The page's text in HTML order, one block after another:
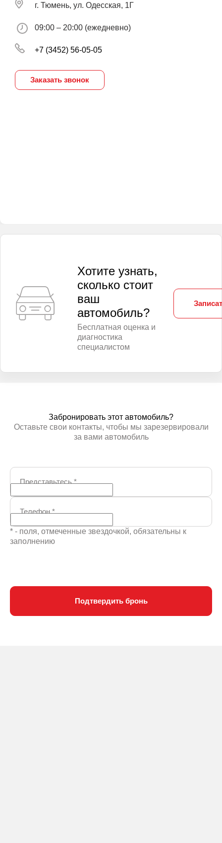
г. Тюмень, ул. Одесская, 1Г
09:00 – 20:00 (ежедневно)
+7 (3452) 56-05-05
Заказать звонок
Хотите узнать,
сколько стоит
ваш
автомобиль?
Бесплатная оценка и
диагностика
специалистом
Забронировать этот автомобиль?
Оставьте свои контакты, чтобы мы зарезервировали
за вами автомобиль
Представьтесь*
Телефон*
* - поля, отмеченные звездочкой, обязательны к
заполнению
Подтвердить бронь